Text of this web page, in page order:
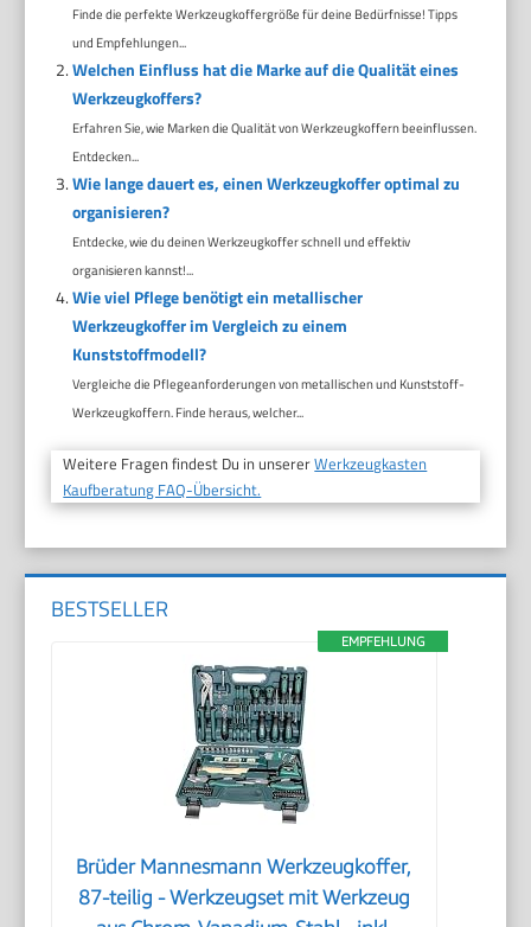
Finde die perfekte Werkzeugkoffergröße für deine Bedürfnisse! Tipps
und Empfehlungen...
Welchen Einfluss hat die Marke auf die Qualität eines
Werkzeugkoffers?
Erfahren Sie, wie Marken die Qualität von Werkzeugkoffern beeinflussen.
Entdecken...
Wie lange dauert es, einen Werkzeugkoffer optimal zu
organisieren?
Entdecke, wie du deinen Werkzeugkoffer schnell und effektiv
organisieren kannst!...
Wie viel Pflege benötigt ein metallischer
Werkzeugkoffer im Vergleich zu einem
Kunststoffmodell?
Vergleiche die Pflegeanforderungen von metallischen und Kunststoff-
Werkzeugkoffern. Finde heraus, welcher...
Weitere Fragen findest Du in unsererWerkzeugkasten
Kaufberatung FAQ-Übersicht.
BESTSELLER
EMPFEHLUNG
Brüder Mannesmann Werkzeugkoffer,
87-teilig - Werkzeugset mit Werkzeug